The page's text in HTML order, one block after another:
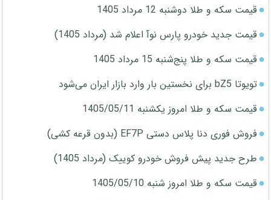
قیمت سکه و طلا دوشنبه 12 مرداد 1405
قیمت جدید خودرو پارس نوآ اعلام شد (مرداد 1405)
قیمت سکه و طلا پنج‌شنبه 15 مرداد 1405
تویوتا bZ5 برای نخستین بار وارد بازار ایران می‌شود
قیمت سکه و طلا امروز یکشنبه 1405/05/11
فروش فوری دنا پلاس دستی EF7P (بدون قرعه کشی)
طرح جدید پیش فروش خودرو کوییک (مرداد 1405)
قیمت سکه و طلا امروز شنبه 1405/05/10